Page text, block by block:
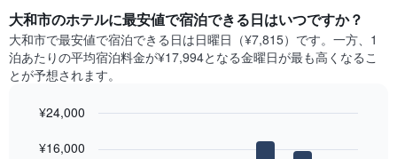
大和市​の​ホテル​に最安値で宿泊できる日はいつですか？
大和市​で最安値で宿泊できる日は日曜日​（¥7,815）です。一方、1
泊あたりの平均宿泊料金が¥17,994となる金曜日​が最も高くなるこ
とが予想されます。
chart
graphic.
¥16,000
¥24,000